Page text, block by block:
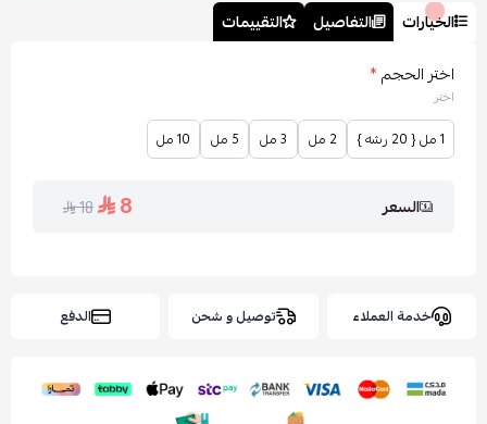
الخيارات التفاصيل
التقييمات
اختر الحجم*
اختر
1 مل { 20 رشه } 2 مل 3 مل 5 مل 10 مل
السعر 8
18
خدمة العملاء توصيل و شحن الدفع